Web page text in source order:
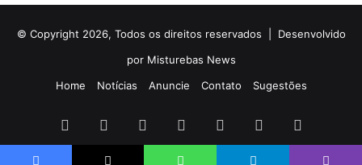
© Copyright 2026, Todos os direitos reservados | Desenvolvido
por Misturebas News
Home
Notícias Anuncie Contato Sugestões
Facebook YouTubeInstagramTelegramWhatsApp